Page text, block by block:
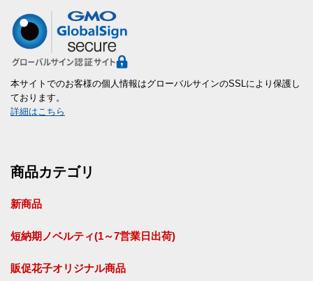
本サイトでのお客様の個人情報はグローバルサインのSSLにより保護し
ております。
詳細はこちら
商品カテゴリ
新商品
短納期ノベルティ(1～7営業日出荷)
販促花子オリジナル商品